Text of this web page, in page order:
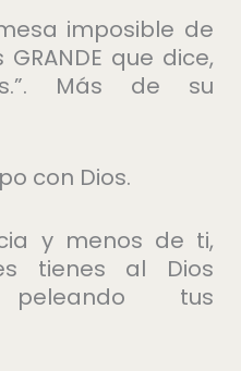
imposible de
que dice,
Más de su
con Dios.
y menos de ti,
tienes al Dios
peleando tus